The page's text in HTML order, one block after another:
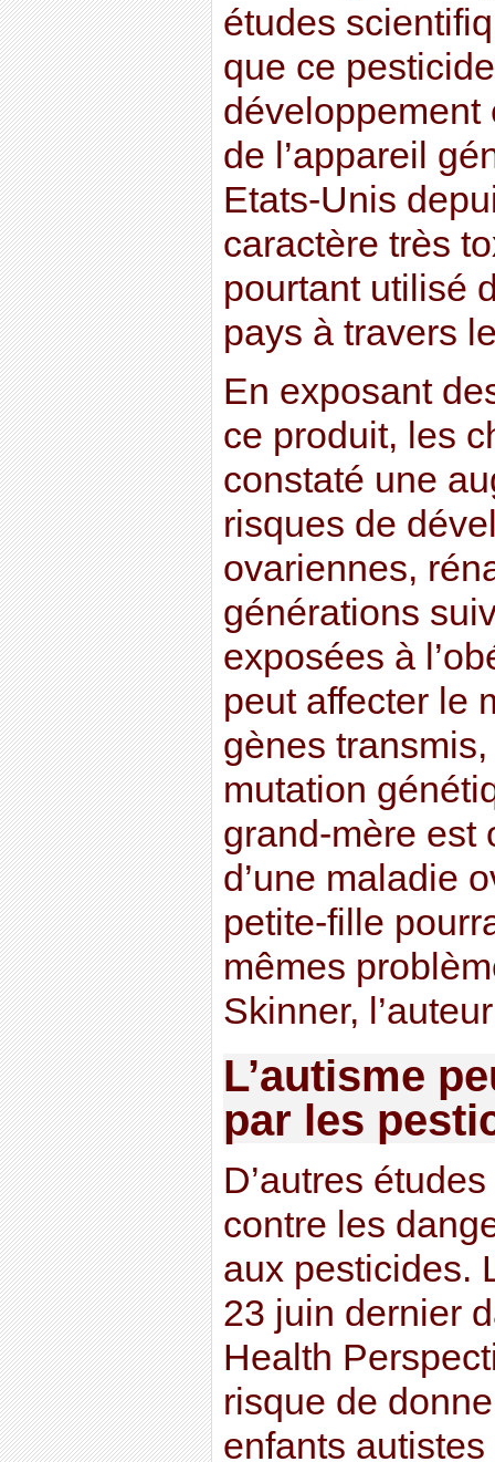
études
que ce
développement
de l’appareil
Etats-Unis
caractère très
pourtant utilisé
pays à travers
En exposant
ce produit, les
constaté une
risques de
ovariennes,
générations
exposées à
peut affecter le
gènes
mutation
grand-mère est
d’une maladie
petite-fille
mêmes
Skinner,
L’autisme
par les
D’autres
contre les
aux pesticides.
23 juin dernier
Health
risque de
enfants